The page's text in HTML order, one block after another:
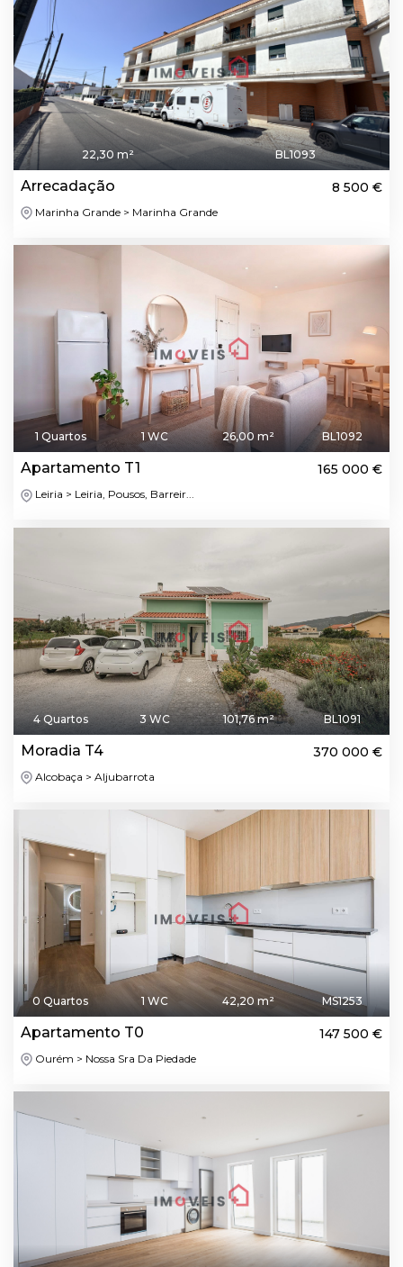
22,30 m² BL1093
Arrecadação 8 500 €
Marinha Grande > Marinha Grande
1 Quartos 1 WC 26,00 m² BL1092
Apartamento T1 165 000 €
Leiria > Leiria, Pousos, Barreir...
4 Quartos 3 WC 101,76 m² BL1091
Moradia T4 370 000 €
Alcobaça > Aljubarrota
0 Quartos 1 WC 42,20 m² MS1253
Apartamento T0 147 500 €
Ourém > Nossa Sra Da Piedade